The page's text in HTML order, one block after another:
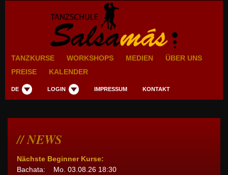
TANZKURSE WORKSHOPS MEDIEN
ÜBER UNS
PREISE
KALENDER
DE LOGIN IMPRESSUM KONTAKT
NEWS
Nächste Beginner Kurse:
Bachata: Mo. 03.08.26 18:30